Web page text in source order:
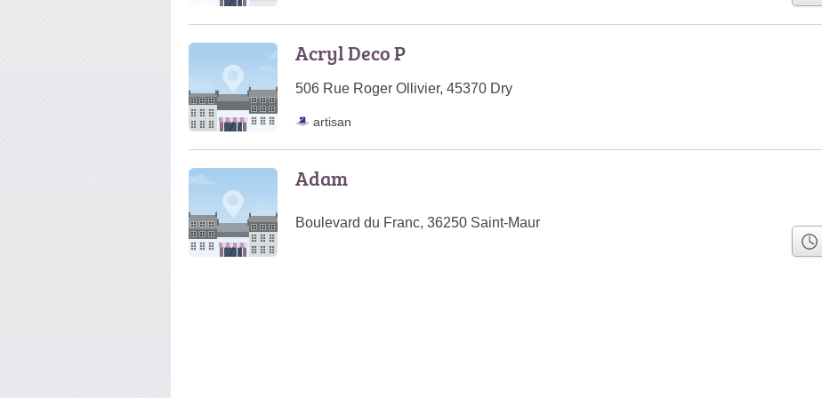
Acryl Deco P
506 Rue Roger Ollivier, 45370 Dry
artisan
Adam
Boulevard du Franc, 36250 Saint-Maur